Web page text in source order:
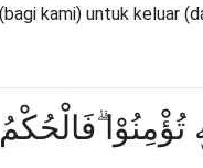
kami) untuk keluar
ۗفَالْحُكْمُ